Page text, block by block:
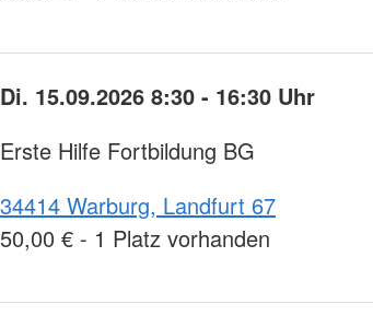
Di. 15.09.2026 8:30 - 16:30 Uhr
Erste Hilfe Fortbildung BG
34414 Warburg, Landfurt 67
50,00 € - 1 Platz vorhanden